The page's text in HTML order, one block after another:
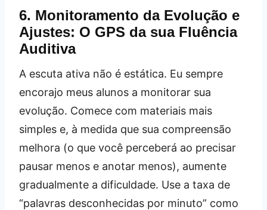
6. Monitoramento da Evolução e
Ajustes: O GPS da sua Fluência
Auditiva
A escuta ativa não é estática. Eu sempre
encorajo meus alunos a monitorar sua
evolução. Comece com materiais mais
simples e, à medida que sua compreensão
melhora (o que você perceberá ao precisar
pausar menos e anotar menos), aumente
gradualmente a dificuldade. Use a taxa de
“palavras desconhecidas por minuto” como